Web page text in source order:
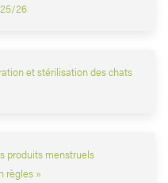
26
et stérilisation des chats
produits menstruels
règles »